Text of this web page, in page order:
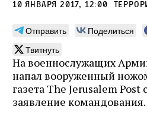
10 января 2017, 12:00
Отправить Поделиться
Твитнуть
На военнослужащих
напал вооруженный
газета The Jerusalem Post
заявление командования.